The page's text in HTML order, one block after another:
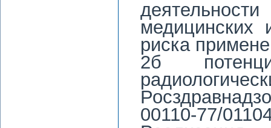
медицинских
риска
2б
00110-77/